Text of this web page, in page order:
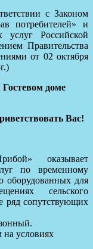
с Законом
потребителей» и
услуг Российской
Правительства
от 02 октября
доме
Вас!
оказывает
по временному
оборудованных для
сельского
ряд сопутствующих
на условиях